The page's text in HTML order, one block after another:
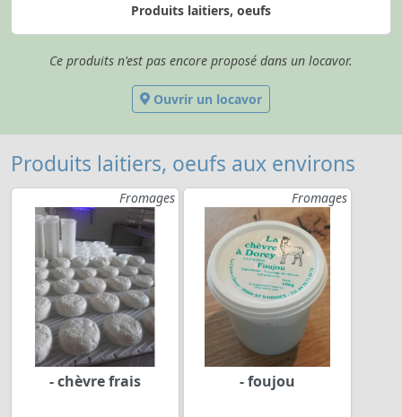
Produits laitiers, oeufs
Ce produits n'est pas encore proposé dans un locavor.
Ouvrir un locavor
Produits laitiers, oeufs aux environs
Fromages
- chèvre frais
Fromages
- foujou